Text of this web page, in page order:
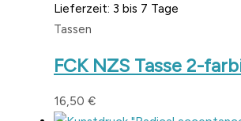
Lieferzeit: 3 bis 7 Tage
Tassen
FCK NZS Tasse 2-
16,50 €